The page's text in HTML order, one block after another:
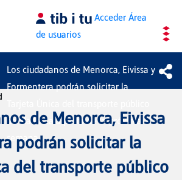
principal AccederÁrea
de usuarios
Los ciudadanos de Menorca, Eivissa y
Formentera podrán solicitar la
de Mallorca a partir de la próxima
semana
de Menorca, Eivissa
podrán solicitar la
del transporte público